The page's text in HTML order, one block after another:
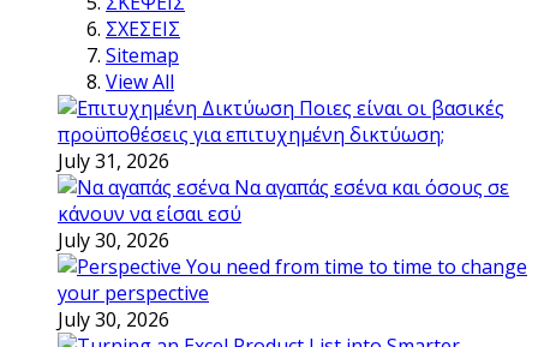
ΣΧΕΣΕΙΣ
Sitemap
View All
Ποιες είναι οι βασικές
προϋποθέσεις για επιτυχημένη δικτύωση;
July 31, 2026
Να αγαπάς εσένα και όσους σε
κάνουν να είσαι εσύ
July 30, 2026
You need from time to time to change
your perspective
July 30, 2026